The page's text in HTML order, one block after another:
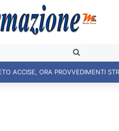
ACCISE, ORA PROVVEDIMENTI